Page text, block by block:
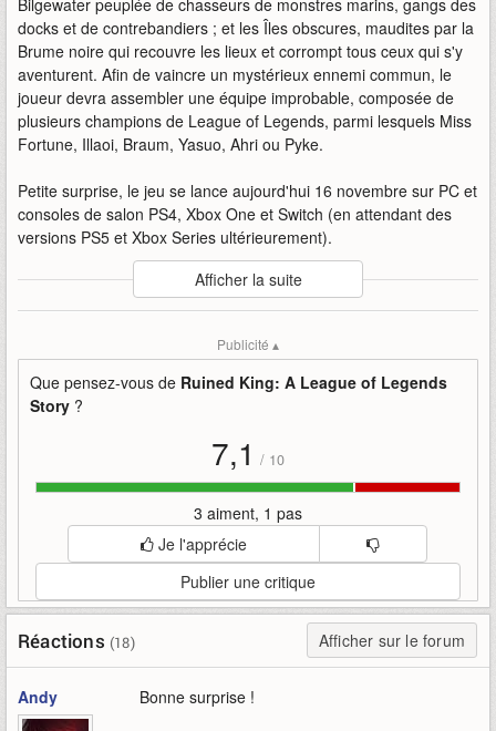
Bilgewater peuplée de chasseurs de monstres marins, gangs des
docks et de contrebandiers ; et les Îles obscures, maudites par la
Brume noire qui recouvre les lieux et corrompt tous ceux qui s'y
aventurent. Afin de vaincre un mystérieux ennemi commun, le
joueur devra assembler une équipe improbable, composée de
plusieurs champions de League of Legends, parmi lesquels Miss
Fortune, Illaoi, Braum, Yasuo, Ahri ou Pyke.
Petite surprise, le jeu se lance aujourd'hui 16 novembre sur PC et
consoles de salon PS4, Xbox One et Switch (en attendant des
versions PS5 et Xbox Series ultérieurement).
Auteur
Riot Forge / Airship Syndicate
: Uther
bande-annonce king
riot-forge ruined
ruined-king-ruined-king
story
Afficher la suite
Publicité ▴
Que pensez-vous de Ruined King: A League of Legends
Story ?
7,1 / 10
3 aiment, 1 pas
Je l'apprécie
Publier une critique
Réactions (18) Afficher sur le forum
Andy Bonne surprise !